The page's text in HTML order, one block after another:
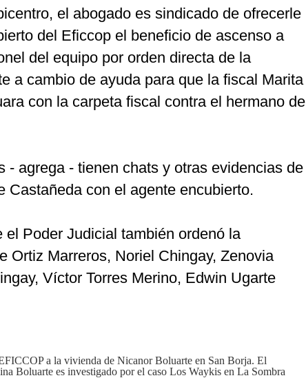
el abogado es sindicado de ofrecerle
del Eficcop el beneficio de ascenso a
del equipo por orden directa de la
a cambio de ayuda para que la fiscal Marita
con la carpeta fiscal contra el hermano de
- agrega - tienen chats y otras evidencias de
Castañeda con el agente encubierto.
el Poder Judicial también ordenó la
Ortiz Marreros, Noriel Chingay, Zenovia
Víctor Torres Merino, Edwin Ugarte
a la vivienda de Nicanor Boluarte en San Borja. El
Boluarte es investigado por el caso Los Waykis en La Sombra